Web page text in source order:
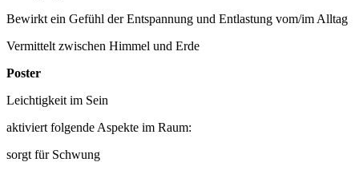
Bewirkt ein Gefühl der Entspannung und Entlastung vom/im Alltag
Vermittelt zwischen Himmel und Erde
Poster
Leichtigkeit im Sein
aktiviert folgende Aspekte im Raum:
sorgt für Schwung